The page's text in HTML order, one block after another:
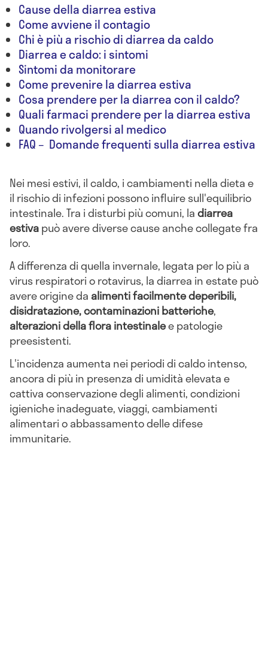
Cause della diarrea estiva
Come avviene il contagio
Chi è più a rischio di diarrea da caldo
Diarrea e caldo: i sintomi
Sintomi da monitorare
Come prevenire la diarrea estiva
Cosa prendere per la diarrea con il caldo?
Quali farmaci prendere per la diarrea estiva
Quando rivolgersi al medico
FAQ – Domande frequenti sulla diarrea estiva
Nei mesi estivi, il caldo, i cambiamenti nella dieta e
il rischio di infezioni possono influire sull'equilibrio
intestinale. Tra i disturbi più comuni, ladiarrea
estivapuò avere diverse cause anche collegate fra
loro.
A differenza di quella invernale, legata per lo più a
virus respiratori o rotavirus, la diarrea in estate può
avere origine da alimenti facilmente deperibili,
disidratazione, contaminazioni batteriche,
alterazioni della flora intestinalee patologie
preesistenti.
L'incidenza aumenta nei periodi di caldo intenso,
ancora di più in presenza di umidità elevata e
cattiva conservazione degli alimenti, condizioni
igieniche inadeguate, viaggi, cambiamenti
alimentari o abbassamento delle difese
immunitarie.